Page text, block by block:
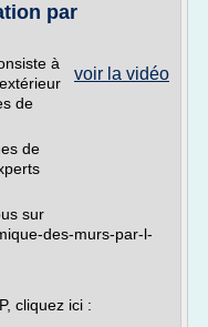
par
voir la vidéo
à
de
de
sur
des-murs-par-l-
cliquez ici :